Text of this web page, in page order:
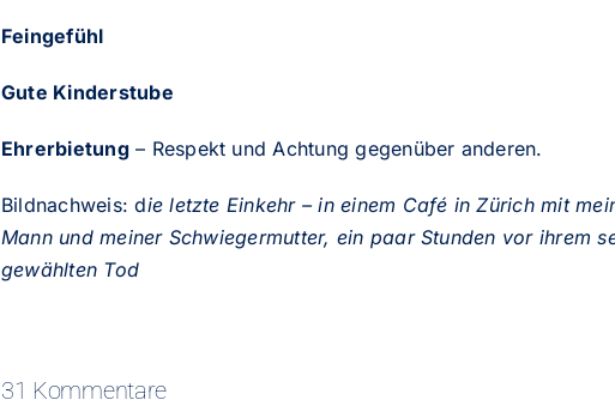
Feingefühl
Gute Kinderstube
Ehrerbietung– Respekt und Achtung gegenüber anderen.
Bildnachweis: die letzte Einkehr – in einem Café in Zürich mit
Mann und meiner Schwiegermutter, ein paar Stunden vor ihrem
gewählten Tod
31 Kommentare